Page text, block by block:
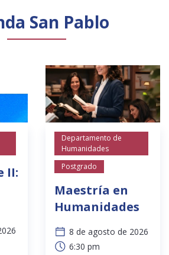
San Pablo
II:
Departamento de
Humanidades
Postgrado
Maestría en
Humanidades
8 de agosto de 2026
6:30 pm